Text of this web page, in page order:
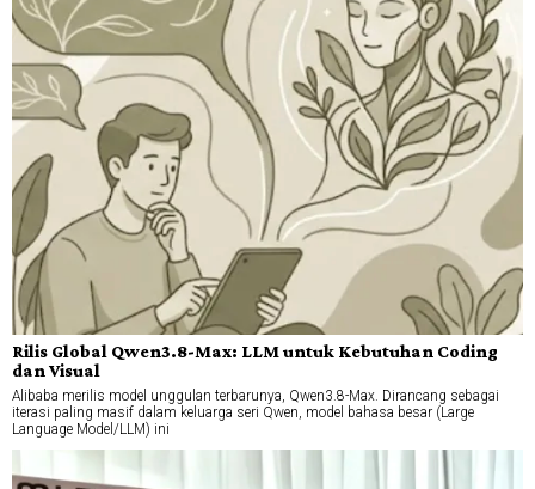
Rilis Global Qwen3.8-Max: LLM untuk Kebutuhan Coding
dan Visual
Alibaba merilis model unggulan terbarunya, Qwen3.8-Max. Dirancang sebagai
iterasi paling masif dalam keluarga seri Qwen, model bahasa besar (Large
Language Model/LLM) ini